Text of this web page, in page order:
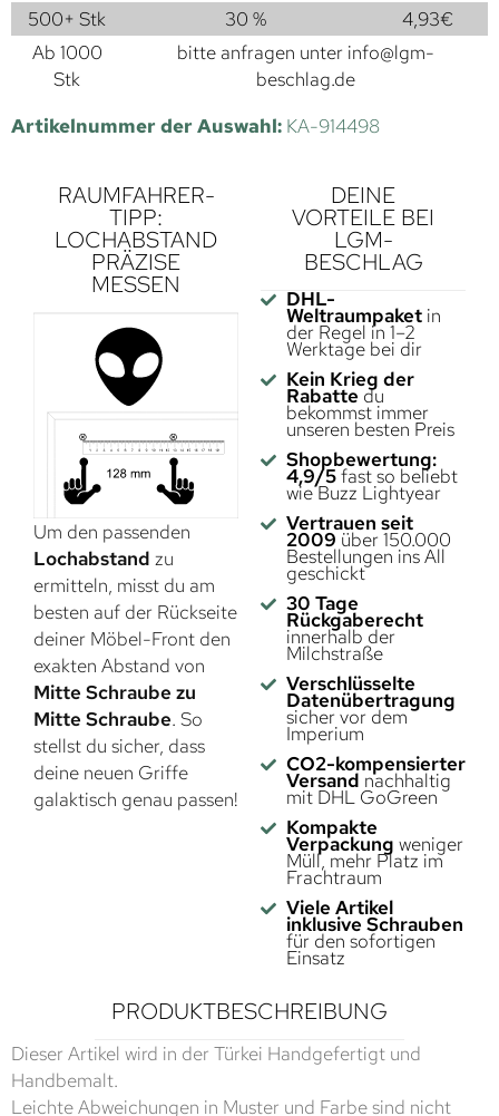
500+ Stk
30 % 4,93€
Ab 1000
Stk
bitte anfragen unter info@lgm-
beschlag.de
Artikelnummer der Auswahl: KA-914498
RAUMFAHRER-
TIPP:
LOCHABSTAND
PRÄZISE
MESSEN
Um den passenden
Lochabstand zu
ermitteln, misst du am
besten auf der Rückseite
deiner Möbel-Front den
exakten Abstand von
Mitte Schraube zu
Mitte Schraube. So
stellst du sicher, dass
deine neuen Griffe
galaktisch genau passen!
DEINE
VORTEILE BEI
LGM-
BESCHLAG
DHL-
Weltraumpaketin
der Regel in 1–2
Werktage bei dir
Kein Krieg der
Rabatte du
bekommst immer
unseren besten Preis
Shopbewertung:
4,9/5fast so beliebt
wie Buzz Lightyear
Vertrauen seit
2009 über 150.000
Bestellungen ins All
geschickt
30 Tage
Rückgaberecht
innerhalb der
Milchstraße
Verschlüsselte
Datenübertragung
sicher vor dem
Imperium
CO2-kompensierter
Versand nachhaltig
mit DHL GoGreen
Kompakte
Verpackung weniger
Müll, mehr Platz im
Frachtraum
Viele Artikel
inklusive Schrauben
für den sofortigen
Einsatz
PRODUKTBESCHREIBUNG
Dieser Artikel wird in der Türkei Handgefertigt und
Handbemalt.
Leichte Abweichungen in Muster und Farbe sind nicht